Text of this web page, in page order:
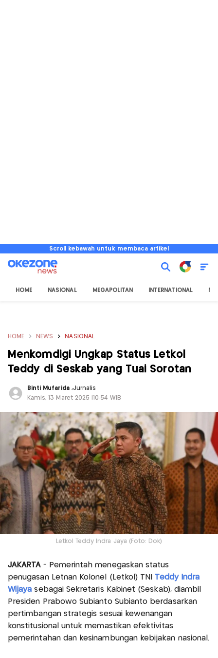
Scroll kebawah untuk membaca artikel
HOME NASIONAL MEGAPOLITAN INTERNATIONAL
HOME NEWS NASIONAL
Menkomdigi Ungkap Status Letkol
Teddy di Seskab yang Tuai Sorotan
Binti Mufarida ,Jurnalis
Kamis, 13 Maret 2025 |10:54 WIB
Letkol Teddy Indra Jaya (Foto: Dok)
JAKARTA- Pemerintah menegaskan status
penugasan Letnan Kolonel (Letkol) TNI Teddy Indra
Wijaya sebagai Sekretaris Kabinet (Seskab), diambil
Presiden Prabowo Subianto Subianto berdasarkan
pertimbangan strategis sesuai kewenangan
konstitusional untuk memastikan efektivitas
pemerintahan dan kesinambungan kebijakan nasional.